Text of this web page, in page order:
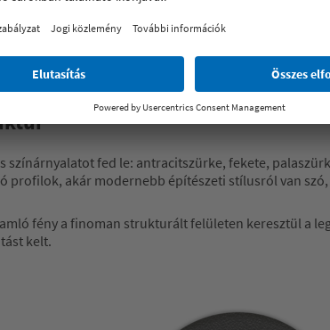
terhelési tesztek igazolják.
fed le: antracitszürke, fekete,
profilok, akár modernebb építészeti stílusról van
fény a finoman strukturált felületen keresztül a
kelt.